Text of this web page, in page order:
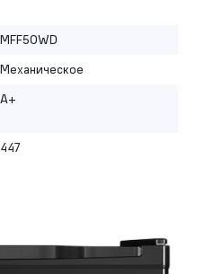
MFF50WD
Механическое
A+
447